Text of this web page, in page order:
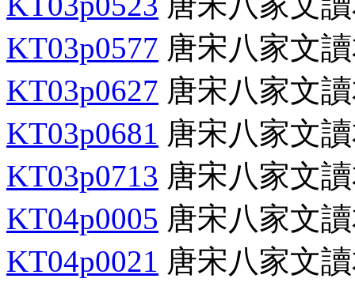
KT03p0577 唐宋八家文
KT03p0627 唐宋八家文
KT03p0681 唐宋八家文
KT03p0713 唐宋八家文
KT04p0005 唐宋八家文
KT04p0021 唐宋八家文